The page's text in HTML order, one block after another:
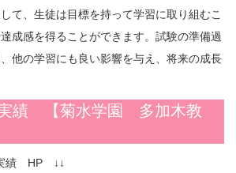
て、生徒は目標を持って学習に取り組むこ
成感を得ることができます。試験の準備過
他の学習にも良い影響を与え、将来の成長
実績 【菊水学園 多加木教
績 HP ↓↓